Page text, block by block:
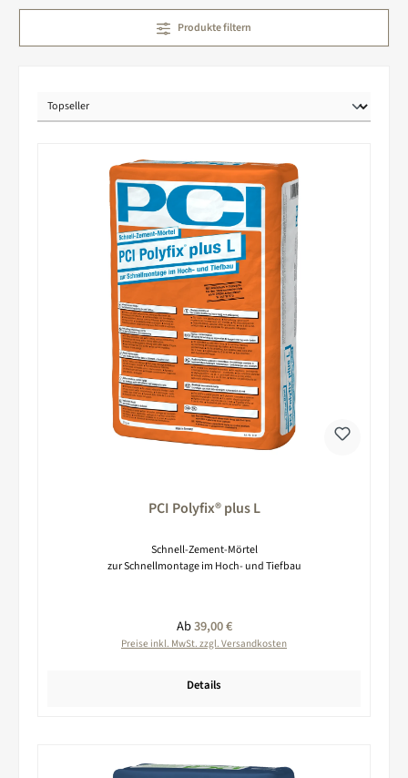
Produkte filtern
PCI Polyfix® plus L
Schnell-Zement-Mörtel
zur Schnellmontage im Hoch- und Tiefbau
Regulärer Preis:
Ab39,00 €
Preise inkl. MwSt. zzgl. Versandkosten
Details